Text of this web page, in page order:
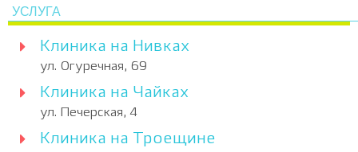
УСЛУГА
Клиника на Нивках
ул. Огуречная, 69
Клиника на Чайках
ул. Печерская, 4
Клиника на Троещине